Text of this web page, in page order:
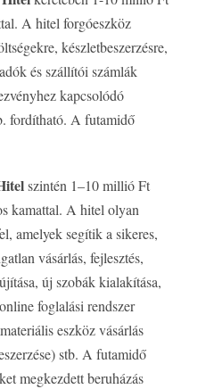
A hitel forgóeszköz
készletbeszerzésre,
és szállítói számlák
kapcsolódó
fordítható. A futamidő
szintén 1–10 millió Ft
kamattal. A hitel olyan
amelyek segítik a sikeres,
vásárlás, fejlesztés,
új szobák kialakítása,
foglalási rendszer
eszköz vásárlás
stb. A futamidő
megkezdett beruházás